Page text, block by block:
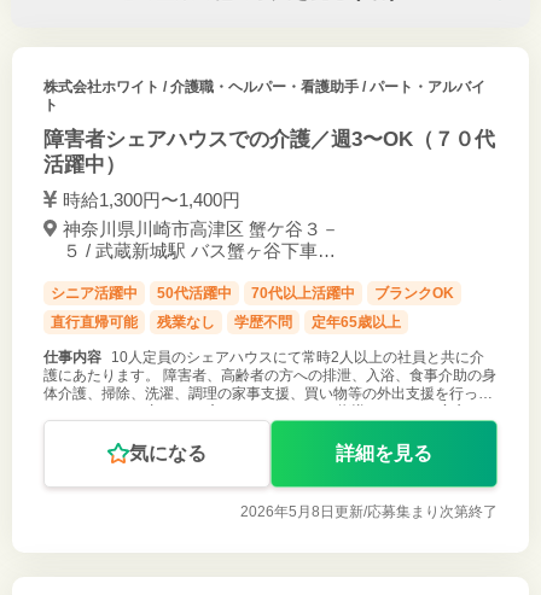
株式会社ホワイト / 介護職・ヘルパー・看護助手 / パート・アルバイ
ト
障害者シェアハウスでの介護／週3〜OK（７０代
活躍中）
時給1,300円〜1,400円
神奈川県川崎市高津区 蟹ケ谷３－
５ / 武蔵新城駅 バス蟹ヶ谷下車徒
シニア活躍中 50代活躍中 70代以上活躍中
ブランクOK
直行直帰可能
残業なし 学歴不問 定年65歳以上
仕事内容
10人定員のシェアハウスにて常時2人以上の社員と共に介
護にあたります。 障害者、高齢者の方への排泄、入浴、食事介助の身
体介護、掃除、洗濯、調理の家事支援、買い物等の外出支援を行って
いただきます。 初めての方もマンツーマンで指導しますので安心して
働けます。 ご応
気になる 詳細を見る
2026年5月8日更新/応募集まり次第終了